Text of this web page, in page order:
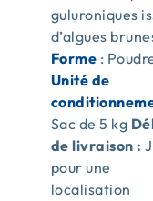
guluroniques
d’algues
Forme :
Unité de
Sac de 5 kg
de livraison :
pour une
localisation